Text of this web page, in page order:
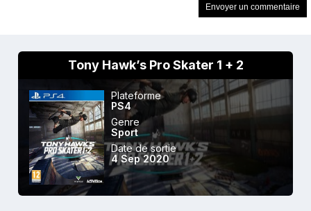
Tony Hawk’s Pro Skater 1 + 2
Plateforme
PS4
Genre
Sport
Date de sortie
4 Sep 2020